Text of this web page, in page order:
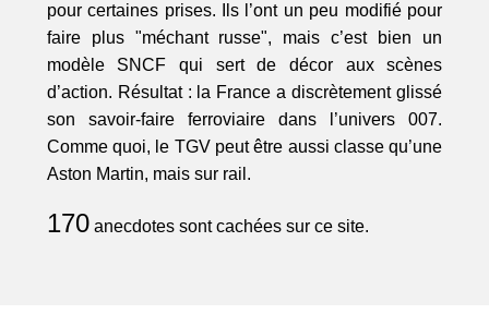
pour certaines prises. Ils l’ont un peu modifié pour
faire plus "méchant russe", mais c’est bien un
modèle SNCF qui sert de décor aux scènes
d’action. Résultat : la France a discrètement glissé
son savoir-faire ferroviaire dans l’univers 007.
Comme quoi, le TGV peut être aussi classe qu’une
Aston Martin, mais sur rail.
170anecdotes sont cachées sur ce site.